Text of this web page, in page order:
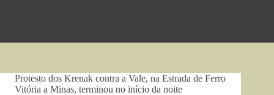
Protesto dos Krenak contra a Vale, na Estrada de Ferro
Vitória a Minas, terminou no início da noite